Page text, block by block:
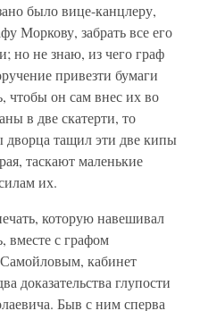
было вице-канцлеру,
Моркову, забрать все его
но не знаю, из чего граф
привезти бумаги
чтобы он сам внес их во
в две скатерти, то
дворца тащил эти две кипы
таскают маленькие
их.
которую навешивал
вместе с графом
кабинет
доказательства глупости
Быв с ним сперва